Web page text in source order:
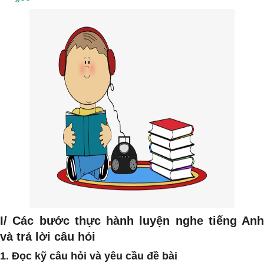
I/ Các bước thực hành luyện nghe tiếng Anh
và trả lời câu hỏi
1. Đọc kỹ câu hỏi và yêu cầu đề bài